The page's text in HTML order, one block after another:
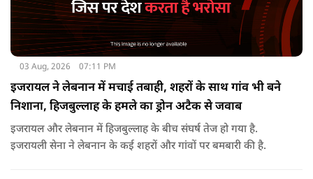
03 Aug, 2026 07:11 PM
इजरायल ने लेबनान में मचाई तबाही, शहरों के साथ गांव भी बने
निशाना, हिजबुल्लाह के हमले का ड्रोन अटैक से जवाब
इजरायल और लेबनान में हिजबुल्लाह के बीच संघर्ष तेज हो गया है.
इजरायली सेना ने लेबनान के कई शहरों और गांवों पर बमबारी की है.